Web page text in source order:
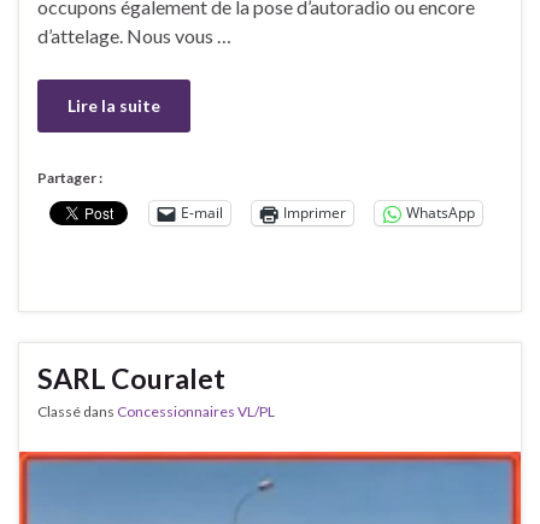
occupons également de la pose d’autoradio ou encore
d’attelage. Nous vous …
Lire la suite
Partager :
E-mail Imprimer WhatsApp
SARL Couralet
Classé dans Concessionnaires VL/PL